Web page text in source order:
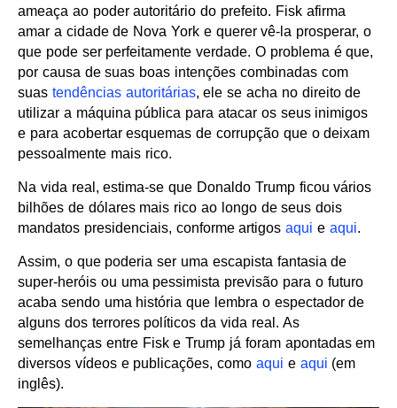
ameaça ao poder autoritário do prefeito. Fisk afirma
amar a cidade de Nova York e querer vê-la prosperar, o
que pode ser perfeitamente verdade. O problema é que,
por causa de suas boas intenções combinadas com
suas tendências autoritárias, ele se acha no direito de
utilizar a máquina pública para atacar os seus inimigos
e para acobertar esquemas de corrupção que o deixam
pessoalmente mais rico.
Na vida real, estima-se que Donaldo Trump ficou vários
bilhões de dólares mais rico ao longo de seus dois
mandatos presidenciais, conforme artigosaqui e aqui.
Assim, o que poderia ser uma escapista fantasia de
super-heróis ou uma pessimista previsão para o futuro
acaba sendo uma história que lembra o espectador de
alguns dos terrores políticos da vida real. As
semelhanças entre Fisk e Trump já foram apontadas em
diversos vídeos e publicações, como aqui e aqui (em
inglês).